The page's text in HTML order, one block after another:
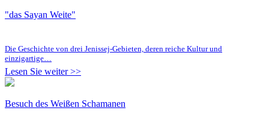
"das Sayan Weite"
Die Geschichte von drei Jenissej-Gebieten, deren reiche Kultur und
einzigartige…
Lesen Sie weiter >>
Besuch des Weißen Schamanen